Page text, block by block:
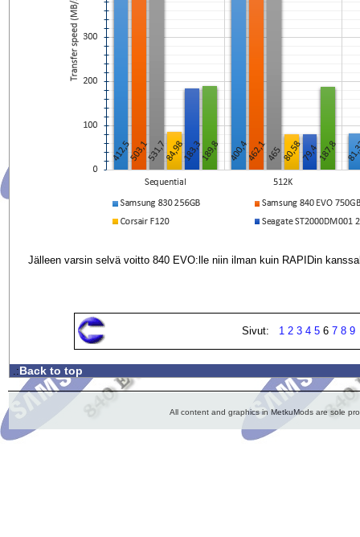
Jälleen varsin selvä voitto 840 EVO:lle niin ilman kuin RAPIDin
Sivut: 1 2 3 4 56 7 8 9
.:Back to top
All content and graphics in MetkuMods are sole